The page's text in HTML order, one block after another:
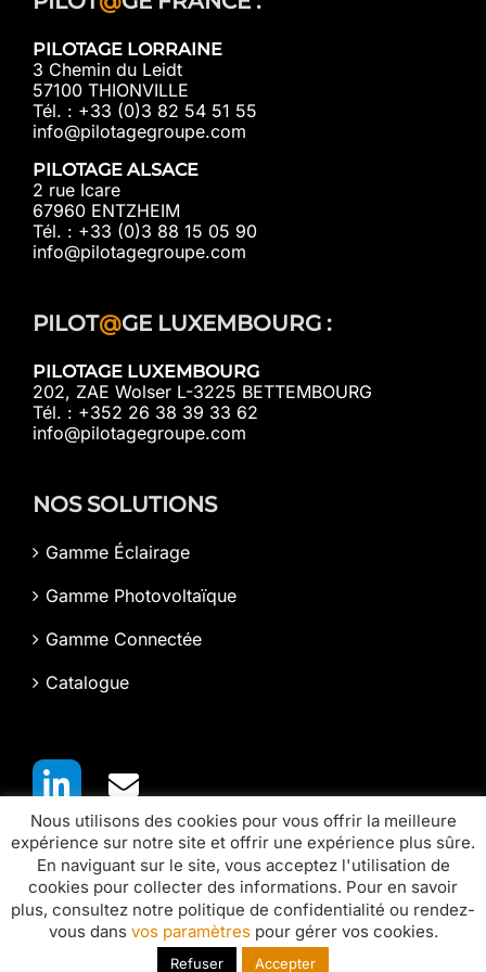
PILOTAGE LORRAINE
3 Chemin du Leidt
57100 THIONVILLE
Tél. : +33 (0)3 82 54 51 55
info@pilotagegroupe.com
PILOTAGE ALSACE
2 rue Icare
67960 ENTZHEIM
Tél. : +33 (0)3 88 15 05 90
info@pilotagegroupe.com
PILOT@GE LUXEMBOURG :
PILOTAGE LUXEMBOURG
202, ZAE Wolser L-3225 BETTEMBOURG
Tél. : +352 26 38 39 33 62
info@pilotagegroupe.com
NOS SOLUTIONS
Gamme Éclairage
Gamme Photovoltaïque
Gamme Connectée
Catalogue
Paramètres des cookies Politique de confidentialité
Nous utilisons des cookies pour vous offrir la meilleure
expérience sur notre site et offrir une expérience plus sûre.
En naviguant sur le site, vous acceptez l'utilisation de
cookies pour collecter des informations. Pour en savoir
plus, consultez notre politique de confidentialité ou rendez-
vous dans vos paramètrespour gérer vos cookies.
Refuser Accepter